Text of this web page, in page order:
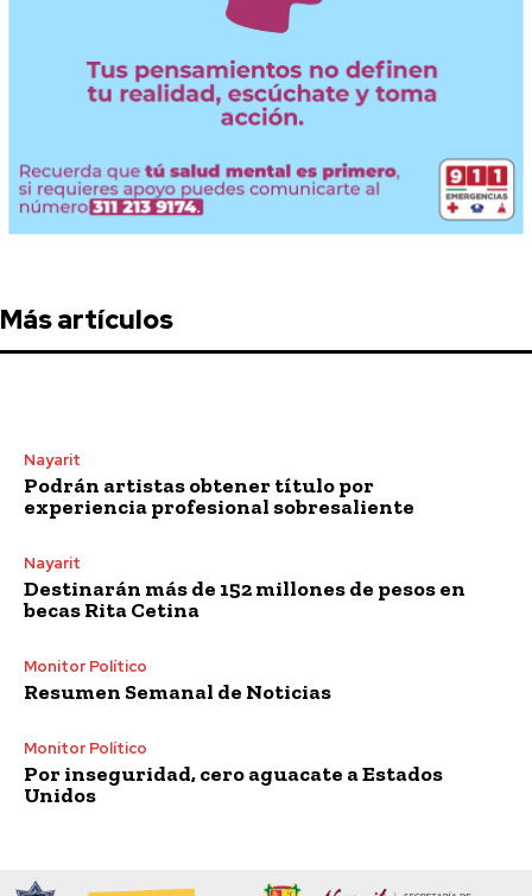
Más artículos
Nayarit
Podrán artistas obtener título por
experiencia profesional sobresaliente
Nayarit
Destinarán más de 152 millones de pesos en
becas Rita Cetina
Monitor Político
Resumen Semanal de Noticias
Monitor Político
Por inseguridad, cero aguacate a Estados
Unidos